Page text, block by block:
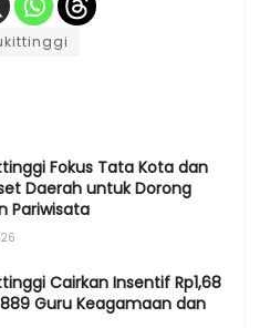
Fokus Tata Kota dan
Daerah untuk Dorong
Pariwisata
Cairkan Insentif Rp1,68
Guru Keagamaan dan